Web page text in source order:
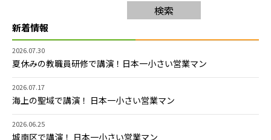
検索
新着情報
2026.07.30
夏休みの教職員研修で講演！日本一小さい営業マン
2026.07.17
海上の聖域で講演！ 日本一小さい営業マン
2026.06.25
城南区で講演！ 日本一小さい営業マン